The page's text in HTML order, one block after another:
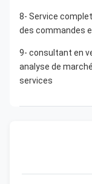
8- Service
des commandes
9- consultant en
analyse de
services